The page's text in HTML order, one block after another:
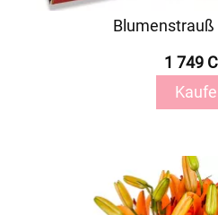
Blumenstrauß
1 749